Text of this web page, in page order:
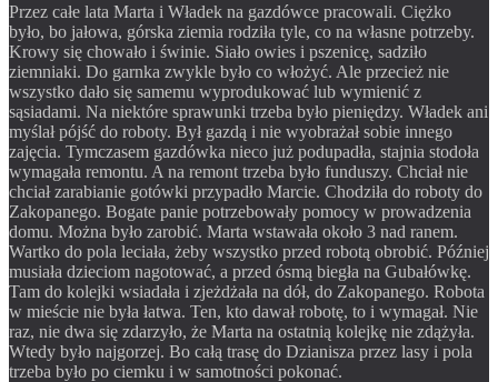
Przez całe lata Marta i Władek na gazdówce pracowali. Ciężko
było, bo jałowa, górska ziemia rodziła tyle, co na własne potrzeby.
Krowy się chowało i świnie. Siało owies i pszenicę, sadziło
ziemniaki. Do garnka zwykle było co włożyć. Ale przecież nie
wszystko dało się samemu wyprodukować lub wymienić z
sąsiadami. Na niektóre sprawunki trzeba było pieniędzy. Władek ani
myślał pójść do roboty. Był gazdą i nie wyobrażał sobie innego
zajęcia. Tymczasem gazdówka nieco już podupadła, stajnia stodoła
wymagała remontu. A na remont trzeba było funduszy. Chciał nie
chciał zarabianie gotówki przypadło Marcie. Chodziła do roboty do
Zakopanego. Bogate panie potrzebowały pomocy w prowadzenia
domu. Można było zarobić. Marta wstawała około 3 nad ranem.
Wartko do pola leciała, żeby wszystko przed robotą obrobić. Później
musiała dzieciom nagotować, a przed ósmą biegła na Gubałówkę.
Tam do kolejki wsiadała i zjeżdżała na dół, do Zakopanego. Robota
w mieście nie była łatwa. Ten, kto dawał robotę, to i wymagał. Nie
raz, nie dwa się zdarzyło, że Marta na ostatnią kolejkę nie zdążyła.
Wtedy było najgorzej. Bo całą trasę do Dzianisza przez lasy i pola
trzeba było po ciemku i w samotności pokonać.